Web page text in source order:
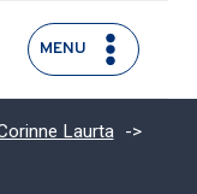
MENU
Laurta